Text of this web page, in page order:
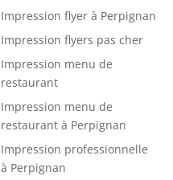
Impression flyer à Perpignan
Impression flyers pas cher
Impression menu de
restaurant
Impression menu de
restaurant à Perpignan
Impression professionnelle
à Perpignan